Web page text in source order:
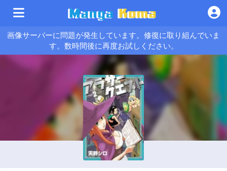
画像サーバーに問題が発生しています。修復に取り組んでいま
す。数時間後に再度お試しください。